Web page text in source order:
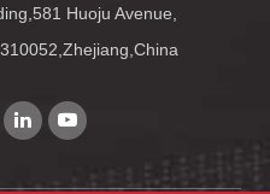
Huoju Avenue,